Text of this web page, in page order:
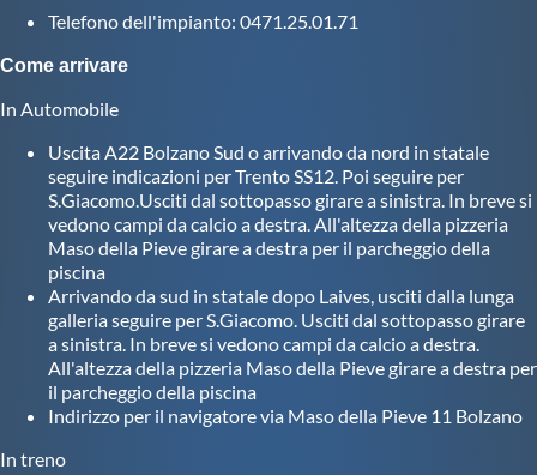
Privacy
Cookie Policy
Archivio News
Flash News
Galleria fotografica
Videogallery
Telefono dell'impianto: 0471.25.01.71
Come arrivare
In Automobile
Uscita A22 Bolzano Sud o arrivando da nord in statale
seguire indicazioni per Trento SS12. Poi seguire per
S.Giacomo.Usciti dal sottopasso girare a sinistra. In breve si
vedono campi da calcio a destra. All'altezza della pizzeria
Maso della Pieve girare a destra per il parcheggio della
piscina
Arrivando da sud in statale dopo Laives, usciti dalla lunga
galleria seguire per S.Giacomo. Usciti dal sottopasso girare
a sinistra. In breve si vedono campi da calcio a destra.
All'altezza della pizzeria Maso della Pieve girare a destra per
il parcheggio della piscina
Indirizzo per il navigatore via Maso della Pieve 11 Bolzano
In treno